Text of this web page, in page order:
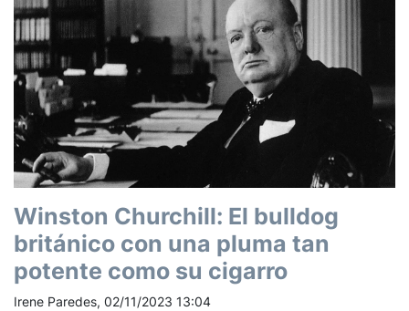
Winston Churchill: El bulldog
británico con una pluma tan
potente como su cigarro
Irene Paredes, 02/11/2023 13:04